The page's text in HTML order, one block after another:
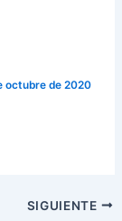
octubre de 2020
SIGUIENTE